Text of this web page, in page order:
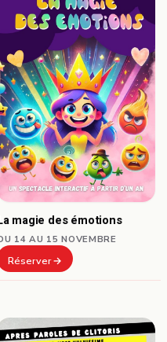
magie des émotions
14 AU 15 NOVEMBRE
Réserver